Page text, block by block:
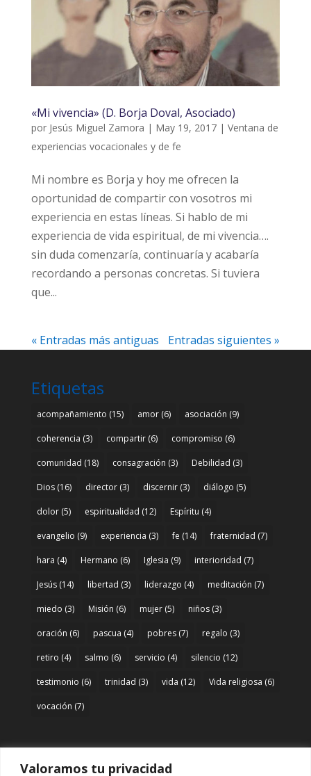
Valoramos tu privacidad
«Mi vivencia» (D. Borja Doval, Asociado)
por Jesús Miguel Zamora | May 19, 2017| Ventana de
experiencias vocacionales y de fe
Mi nombre es Borja y hoy me ofrecen la
oportunidad de compartir con vosotros mi
experiencia en estas líneas. Si hablo de mi
experiencia de vida espiritual, de mi vivencia….
sin duda comenzaría, continuaría y acabaría
recordando a personas concretas. Si tuviera
que...
« Entradas más antiguas Entradas siguientes »
Etiquetas
acompañamiento (15) amor(6) asociación (9)
coherencia (3) compartir(6) compromiso (6)
comunidad (18) consagración (3) Debilidad (3)
Dios(16) director(3) discernir(3) diálogo (5)
dolor(5) espiritualidad (12) Espíritu (4)
evangelio (9) experiencia (3) fe (14) fraternidad (7)
hara (4) Hermano (6) Iglesia (9) interioridad (7)
Jesús(14) libertad (3) liderazgo (4) meditación (7)
miedo (3) Misión (6) mujer(5) niños(3)
oración (6) pascua (4) pobres(7) regalo (3)
retiro (4) salmo (6) servicio (4) silencio (12)
testimonio (6) trinidad (3) vida (12) Vida religiosa (6)
vocación (7)